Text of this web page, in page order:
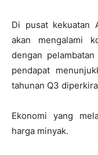
Di pusat kekuatan
akan mengalami
dengan
pendapat
tahunan Q3
Ekonomi yang
harga minyak.